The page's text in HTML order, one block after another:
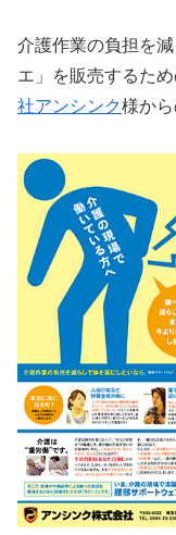
介護作業の負担を
エ」を販売するた
社アンシンク様から